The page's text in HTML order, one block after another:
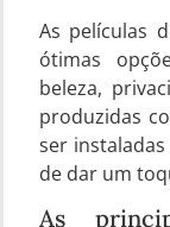
As películas
ótimas
beleza,
produzidas
ser
de dar um
As